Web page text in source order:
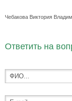
Чебакова Виктория
Ответить на